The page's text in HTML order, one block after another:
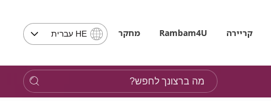
קריירה Rambam4U מחקר
בחירת
שים
לב,
בבחירת
HE עברית
מה
ברצונך
לחפש?